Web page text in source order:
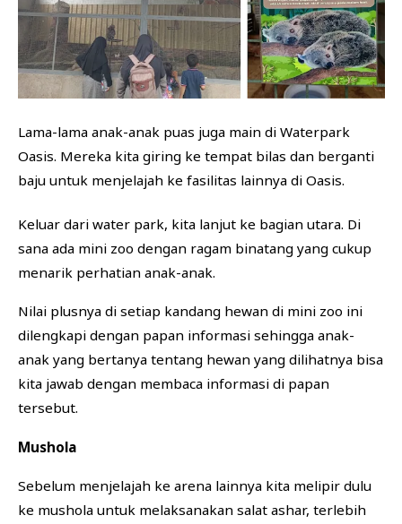
Lama-lama anak-anak puas juga main di Waterpark
Oasis. Mereka kita giring ke tempat bilas dan berganti
baju untuk menjelajah ke fasilitas lainnya di Oasis.
Keluar dari water park, kita lanjut ke bagian utara. Di
sana ada mini zoo dengan ragam binatang yang cukup
menarik perhatian anak-anak.
Nilai plusnya di setiap kandang hewan di mini zoo ini
dilengkapi dengan papan informasi sehingga anak-
anak yang bertanya tentang hewan yang dilihatnya bisa
kita jawab dengan membaca informasi di papan
tersebut.
Mushola
Sebelum menjelajah ke arena lainnya kita melipir dulu
ke mushola untuk melaksanakan salat ashar, terlebih